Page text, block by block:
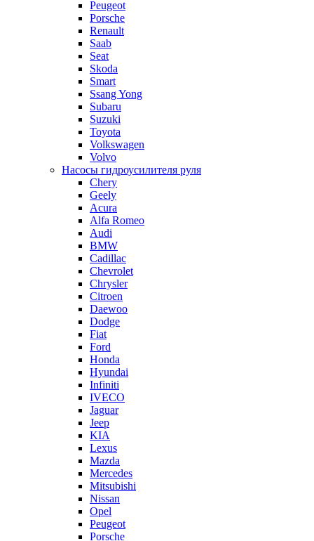
Peugeot
Porsche
Renault
Saab
Seat
Skoda
Smart
Ssang Yong
Subaru
Suzuki
Toyota
Volkswagen
Volvo
Насосы гидроусилителя руля
Chery
Geely
Acura
Alfa Romeo
Audi
BMW
Cadillac
Chevrolet
Chrysler
Citroen
Daewoo
Dodge
Fiat
Ford
Honda
Hyundai
Infiniti
IVECO
Jaguar
Jeep
KIA
Lexus
Mazda
Mercedes
Mitsubishi
Nissan
Opel
Peugeot
Porsche